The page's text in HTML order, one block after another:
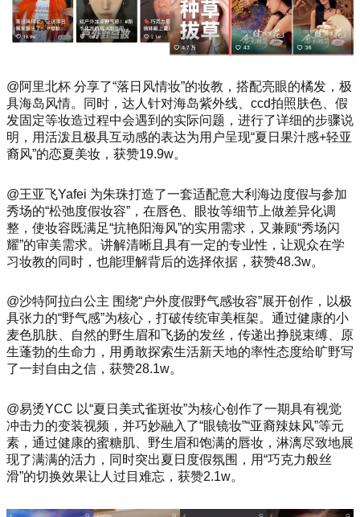
@阿里北杯 分享了“落日风情妆”的妆教，搭配亮眼的橘发，极
具海岛风情。同时，达人针对海岛紫外线、ccd拍照肤色、假
发固定等妆造过程中会遇到的实际问题，进行了详细的步骤说
明，用活泼且极具互动感的表达为用户呈现“夏日果汁感+轻亚
裔风”的恋夏美妆，获赞19.9w。
@王亚飞Yafei 为朱珠打造了一套适配意大利海边度假与参加
秀场的“松弛度假妆容”，在唇色、眼妆等细节上做差异化调
整，使妆容既满足“抗艳阳海风”的实用需求，又兼顾“秀场闪
耀”的审美需求。讲解清晰且具有一定的专业性，让观众在学
习妆教的同时，也能理解背后的选择依据，获赞48.3w。
@沙特阿拉白公主 围绕“户外度假野气感妆容”展开创作，以极
具张力的“野气感”为核心，打破传统审美框架。通过健康的小
麦色肌肤、自然的野生眉和飞扬的发丝，传递出挣脱束缚、原
生蓬勃的生命力，用勇敢探索生活新天地的率性态度给旷野写
了一封自由之信，获赞28.1w。
@易烫YCC 以“夏日美式雀斑妆”为核心创作了一期具有视觉
冲击力的变装视频，并巧妙融入了“眼镜妆”“亚裔辣妹风”等元
素，通过健康的蜜糖肌、野生眉和饱满的唇妆，淋漓尽致地展
现了满满的活力，同时突出夏日度假氛围，用“巧克力般丝
滑”的切换效果让人过目难忘，获赞2.1w。